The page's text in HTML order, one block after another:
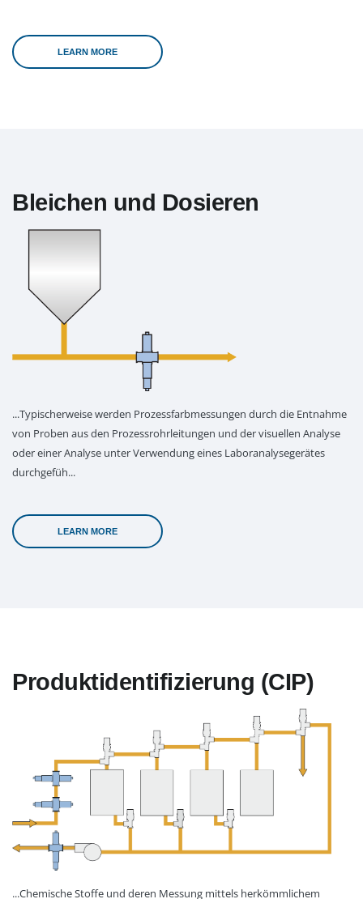
LEARN MORE
Produktidentifizierung (CIP)
...Chemische Stoffe und deren Messung mittels herkömmlichem
Bleichen und Dosieren
...Typischerweise werden Prozessfarbmessungen durch die Entnahme
von Proben aus den Prozessrohrleitungen und der visuellen Analyse
oder einer Analyse unter Verwendung eines Laboranalysegerätes
durchgefüh...
LEARN MORE